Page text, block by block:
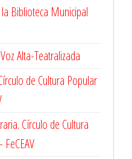
Biblioteca Municipal
Alta-Teatralizada
de Cultura Popular
Círculo de Cultura